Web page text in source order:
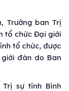
Trưởng ban Trị
tổ chức Đại giới
tổ chức, được
đàn do Ban
sự tỉnh Bình